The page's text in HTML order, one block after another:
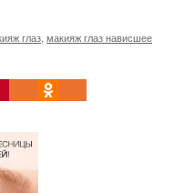
глаз макияж глаз нависшее